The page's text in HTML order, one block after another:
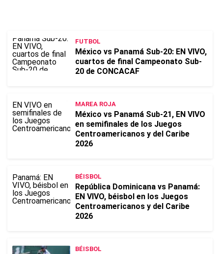
FUTBOL
México vs Panamá Sub-20: EN VIVO,
cuartos de final Campeonato Sub-
20 de CONCACAF
MAREA ROJA
México vs Panamá Sub-21, EN VIVO
en semifinales de los Juegos
Centroamericanos y del Caribe
2026
BÉISBOL
República Dominicana vs Panamá:
EN VIVO, béisbol en los Juegos
Centroamericanos y del Caribe
2026
BÉISBOL